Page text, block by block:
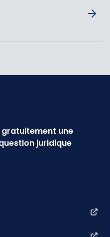
une
juridique